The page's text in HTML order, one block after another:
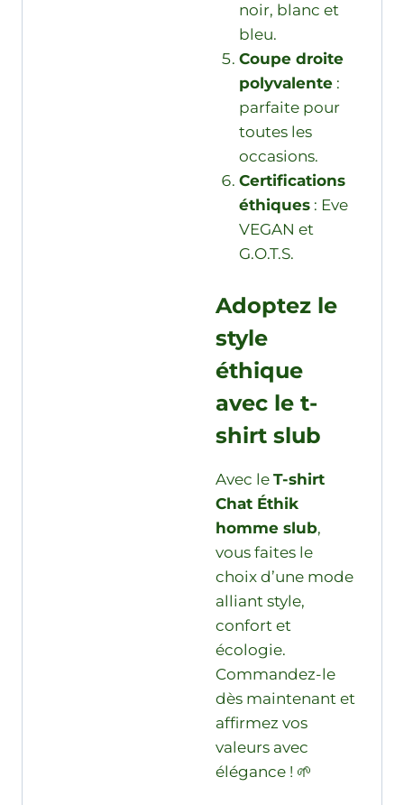
noir, blanc et
bleu.
Coupe droite
polyvalente:
parfaite pour
toutes les
occasions.
Certifications
éthiques: Eve
VEGAN et
G.O.T.S.
Adoptez le
style
éthique
avec le t-
shirt slub
Avec leT-shirt
Chat Éthik
homme slub,
vous faites le
choix d’une mode
alliant style,
confort et
écologie.
Commandez-le
dès maintenant et
affirmez vos
valeurs avec
élégance ! 🌱